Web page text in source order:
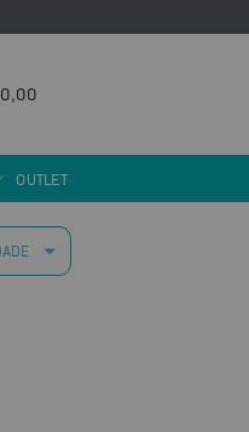
0,00
OUTLET